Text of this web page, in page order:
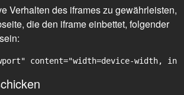
Verhalten des iframes zu gewährleisten,
die den iframe einbettet, folgender
content="width=device-width,